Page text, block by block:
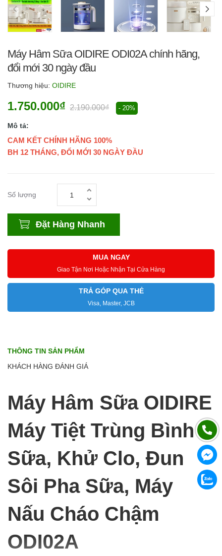
Máy Hâm Sữa OIDIRE ODI02A chính hãng,
đổi mới 30 ngày đầu
Thương hiệu: OIDIRE
1.750.000₫ 2.190.000₫ - 20%
Mô tả:
CAM KẾT CHÍNH HÃNG 100%
BH 12 THÁNG, ĐỔI MỚI 30 NGÀY ĐẦU
Số lượng
Đặt Hàng Nhanh
MUA NGAY
Giao Tận Nơi Hoặc Nhận Tại Cửa Hàng
TRẢ GÓP QUA THẺ
Visa, Master, JCB
THÔNG TIN SẢN PHẨM
KHÁCH HÀNG ĐÁNH GIÁ
Máy Hâm Sữa OIDIRE
Máy Tiệt Trùng Bình
Sữa, Khử Clo, Đun
Sôi Pha Sữa, Máy
Nấu Cháo Chậm
ODI02A